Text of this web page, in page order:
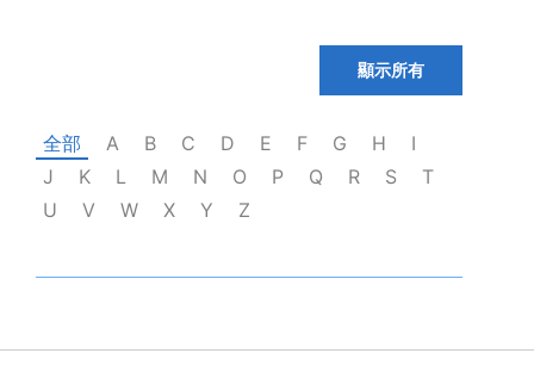
顯示所有
全部 A B C D E F G H
I
J
K L M N O P Q R S
T
U
V W X Y Z